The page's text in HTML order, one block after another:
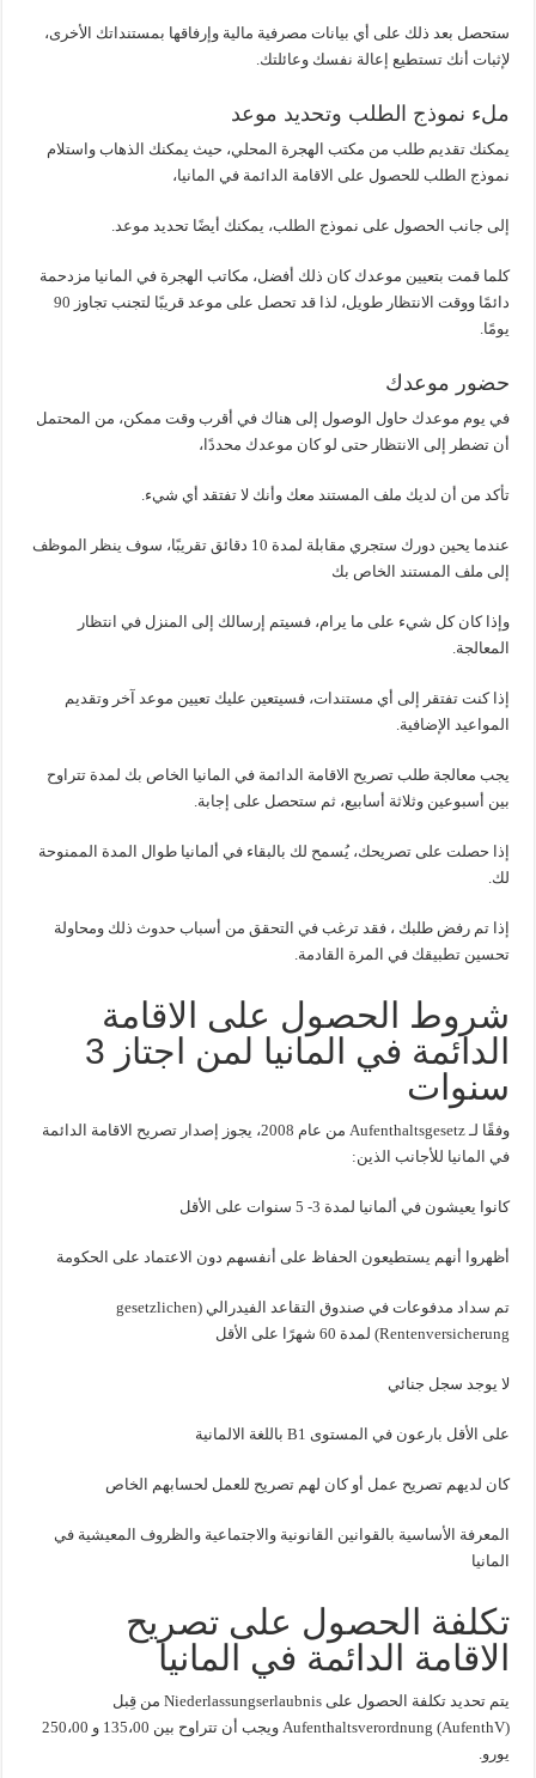
ستحصل بعد ذلك على أي بيانات مصرفية مالية وإرفاقها بمستنداتك الأخرى،
لإثبات أنك تستطيع إعالة نفسك وعائلتك.
ملء نموذج الطلب وتحديد موعد
يمكنك تقديم طلب من مكتب الهجرة المحلي، حيث يمكنك الذهاب واستلام
نموذج الطلب للحصول على الاقامة الدائمة في المانيا،
إلى جانب الحصول على نموذج الطلب، يمكنك أيضًا تحديد موعد.
كلما قمت بتعيين موعدك كان ذلك أفضل، مكاتب الهجرة في المانيا مزدحمة
دائمًا ووقت الانتظار طويل، لذا قد تحصل على موعد قريبًا لتجنب تجاوز 90
يومًا.
حضور موعدك
في يوم موعدك حاول الوصول إلى هناك في أقرب وقت ممكن، من المحتمل
أن تضطر إلى الانتظار حتى لو كان موعدك محددًا،
تأكد من أن لديك ملف المستند معك وأنك لا تفتقد أي شيء.
عندما يحين دورك ستجري مقابلة لمدة 10 دقائق تقريبًا، سوف ينظر الموظف
إلى ملف المستند الخاص بك
وإذا كان كل شيء على ما يرام، فسيتم إرسالك إلى المنزل في انتظار
المعالجة.
إذا كنت تفتقر إلى أي مستندات، فسيتعين عليك تعيين موعد آخر وتقديم
المواعيد الإضافية.
يجب معالجة طلب تصريح الاقامة الدائمة في المانيا الخاص بك لمدة تتراوح
بين أسبوعين وثلاثة أسابيع، ثم ستحصل على إجابة.
إذا حصلت على تصريحك، يُسمح لك بالبقاء في ألمانيا طوال المدة الممنوحة
لك.
إذا تم رفض طلبك ، فقد ترغب في التحقق من أسباب حدوث ذلك ومحاولة
تحسين تطبيقك في المرة القادمة.
شروط الحصول على الاقامة
الدائمة في المانيا لمن اجتاز 3
سنوات
وفقًا لـ Aufenthaltsgesetz من عام 2008، يجوز إصدار تصريح الاقامة الدائمة
في المانيا للأجانب الذين:
كانوا يعيشون في ألمانيا لمدة 3- 5 سنوات على الأقل
أظهروا أنهم يستطيعون الحفاظ على أنفسهم دون الاعتماد على الحكومة
تم سداد مدفوعات في صندوق التقاعد الفيدرالي (gesetzlichen
Rentenversicherung) لمدة 60 شهرًا على الأقل
لا يوجد سجل جنائي
على الأقل بارعون في المستوى B1 باللغة الالمانية
كان لديهم تصريح عمل أو كان لهم تصريح للعمل لحسابهم الخاص
المعرفة الأساسية بالقوانين القانونية والاجتماعية والظروف المعيشية في
المانيا
تكلفة الحصول على تصريح
الاقامة الدائمة في المانيا
يتم تحديد تكلفة الحصول على Niederlassungserlaubnis من قِبل
Aufenthaltsverordnung (AufenthV) ويجب أن تتراوح بين 135،00 و 250،00
يورو.